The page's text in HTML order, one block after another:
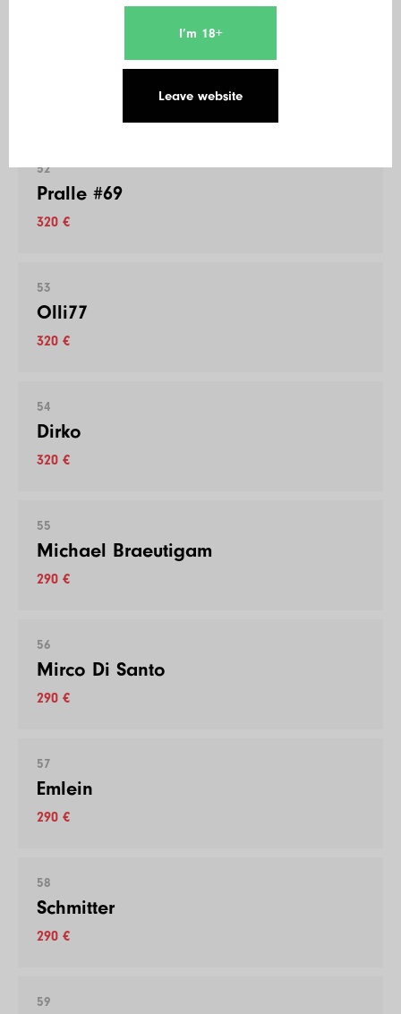
52
Pralle #69
320 €
53
Olli77
320 €
54
Dirko
320 €
55
Michael Braeutigam
290 €
56
Mirco Di Santo
290 €
57
Emlein
290 €
58
Schmitter
290 €
59
I’m 18+
Leave website